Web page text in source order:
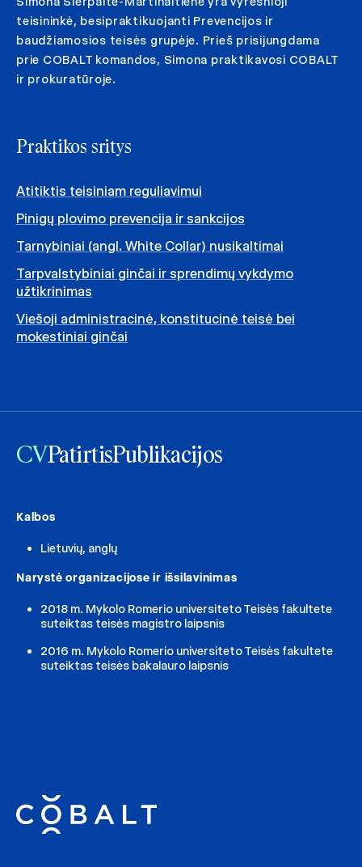
teisininkė, besipraktikuojanti Prevencijos ir
baudžiamosios teisės grupėje. Prieš prisijungdama
prie COBALT komandos, Simona praktikavosi COBALT
ir prokuratūroje.
Praktikos sritys
Atitiktis teisiniam reguliavimui
Pinigų plovimo prevencija ir sankcijos
Tarnybiniai (angl. White Collar) nusikaltimai
Tarpvalstybiniai ginčai ir sprendimų vykdymo
užtikrinimas
Viešoji administracinė, konstitucinė teisė bei
mokestiniai ginčai
CVPatirtisPublikacijos
Kalbos
Lietuvių, anglų
Narystė organizacijose ir išsilavinimas
2018 m. Mykolo Romerio universiteto Teisės fakultete
suteiktas teisės magistro laipsnis
2016 m. Mykolo Romerio universiteto Teisės fakultete
suteiktas teisės bakalauro laipsnis